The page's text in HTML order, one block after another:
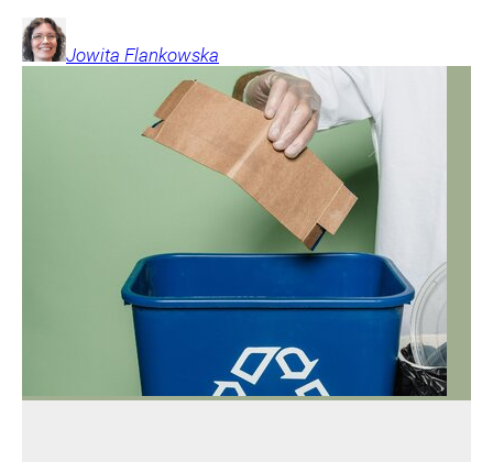
Jowita Flankowska